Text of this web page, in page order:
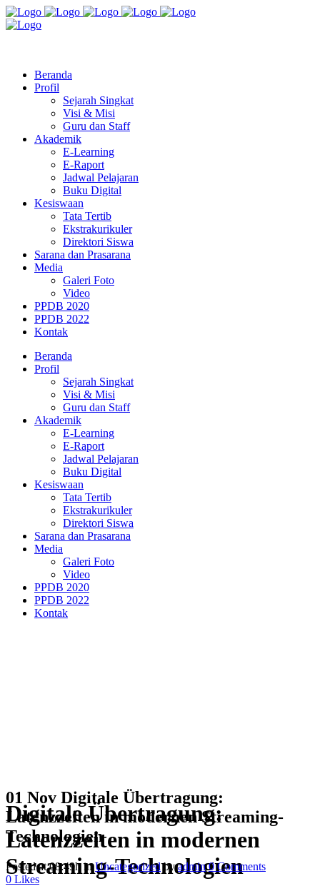
Beranda
Profil
Sejarah Singkat
Visi & Misi
Guru dan Staff
Akademik
E-Learning
E-Raport
Jadwal Pelajaran
Buku Digital
Kesiswaan
Tata Tertib
Ekstrakurikuler
Direktori Siswa
Sarana dan Prasarana
Media
Galeri Foto
Video
PPDB 2020
PPDB 2022
Kontak
Beranda
Profil
Sejarah Singkat
Visi & Misi
Guru dan Staff
Akademik
E-Learning
E-Raport
Jadwal Pelajaran
Buku Digital
Kesiswaan
Tata Tertib
Ekstrakurikuler
Direktori Siswa
Sarana dan Prasarana
Media
Galeri Foto
Video
PPDB 2020
PPDB 2022
Kontak
Digitale Übertragung:
Latenzzeiten in modernen
Streaming-Technologien
01 Nov Digitale Übertragung:
Latenzzeiten in modernen Streaming-
Technologien
Posted at 08:49hinUncategorized byadmin 0 Comments
0 Likes